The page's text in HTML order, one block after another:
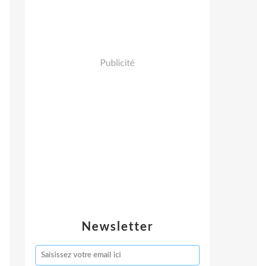
Newsletter
Publicité